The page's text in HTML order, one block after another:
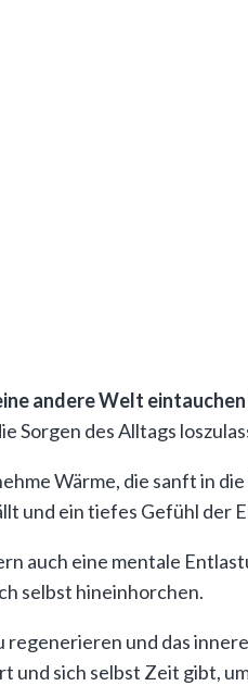
andere Welt
Sorgen des Alltags
Wärme, die sanft in
und ein tiefes Gefühl der
auch eine mentale
selbst hineinhorchen.
und das
und sich selbst Zeit gibt,